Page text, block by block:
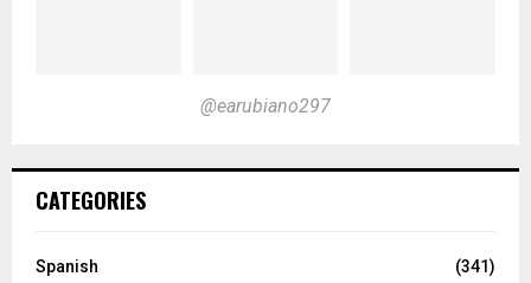
@earubiano297
CATEGORIES
Spanish
(341)